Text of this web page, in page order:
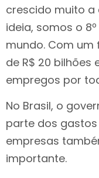
crescido muito a
ideia, somos o
mundo. Com
de R$ 20 bilhões
empregos por
No Brasil, o
parte dos
empresas
importante.